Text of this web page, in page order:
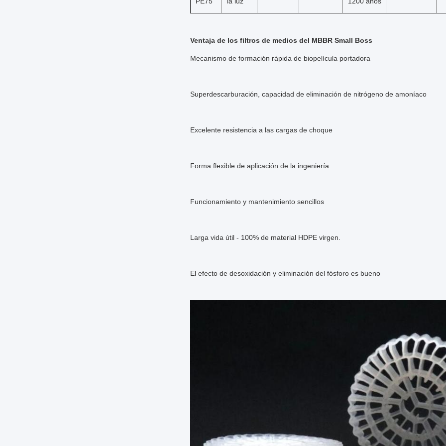
Ventaja de los filtros de medios del MBBR Small Boss
Mecanismo de formación rápida de biopelícula portadora
Superdescarburación, capacidad de eliminación de nitrógeno de amoníaco
Excelente resistencia a las cargas de choque
Forma flexible de aplicación de la ingeniería
Funcionamiento y mantenimiento sencillos
Larga vida útil - 100% de material HDPE virgen.
El efecto de desoxidación y eliminación del fósforo es bueno